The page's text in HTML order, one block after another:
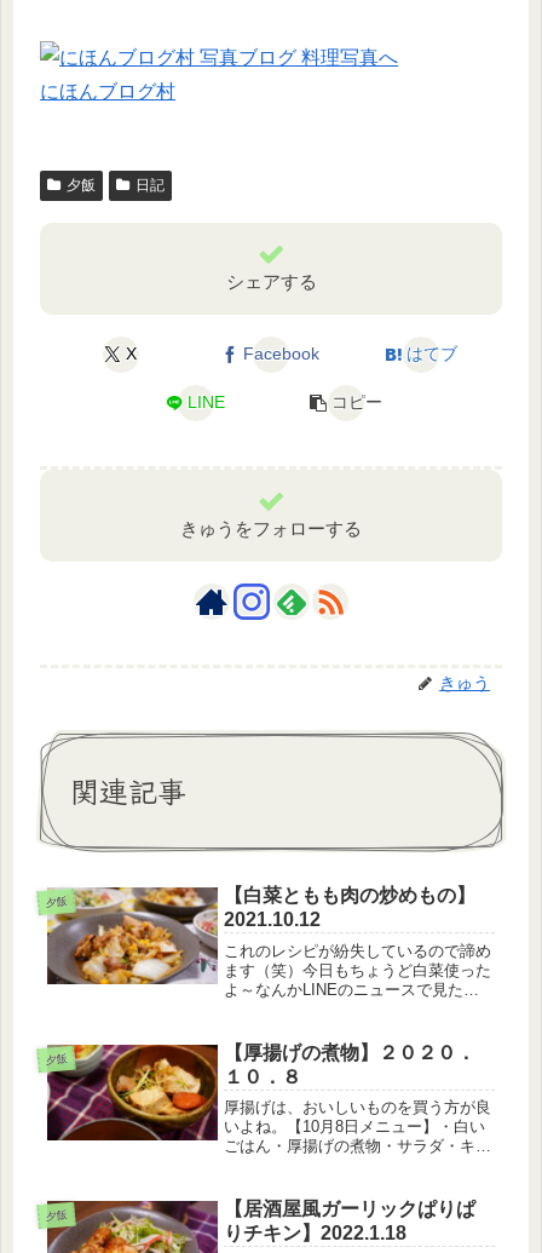
にほんブログ村
夕飯 日記
シェアする
X Facebook はてブ
LINE コピー
きゅうをフォローする
きゅう
関連記事
夕飯
【白菜ともも肉の炒めもの】
2021.10.12
これのレシピが紛失しているので諦め
ます（笑）今日もちょうど白菜使った
よ～なんかLINEのニュースで見たけ
いって書いてあったから積極的に冬野
菜を買ってほしいみたい。白菜も冬
野...
夕飯
【厚揚げの煮物】２０２０．
１０．８
厚揚げは、おいしいものを買う方が良
いよね。【10月8日メニュー】・白い
ごはん・厚揚げの煮物・サラダ・キャ
冷凍の人参、ひん死の水菜を使ったｗ
お味噌汁も、キャベツの元気がなく
な...
夕飯
【居酒屋風ガーリックぱりぱ
りチキン】2022.1.18